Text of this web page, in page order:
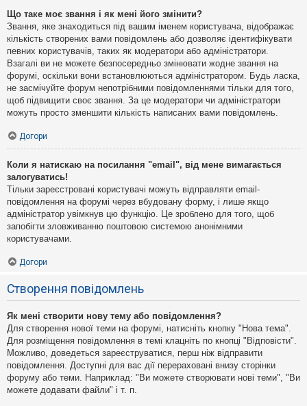
Що таке моє звання і як мені його змінити?
Звання, яке знаходиться під вашим іменем користувача, відображає
кількість створених вами повідомлень або дозволяє ідентифікувати
певних користувачів, таких як модератори або адміністратори.
Взагалі ви не можете безпосередньо змінювати жодне звання на
форумі, оскільки вони встановлюються адміністратором. Будь ласка,
не засмічуйте форум непотрібними повідомленнями тільки для того,
щоб підвищити своє звання. За це модератори чи адміністратори
можуть просто зменшити кількість написаних вами повідомлень.
Догори
Коли я натискаю на посилання "email", від мене вимагається
залогуватись!
Тільки зареєстровані користувачі можуть відправляти email-
повідомлення на форумі через вбудовану форму, і лише якщо
адміністратор увімкнув цю функцію. Це зроблено для того, щоб
запобігти зловживанню поштовою системою анонімними
користувачами.
Догори
Створення повідомлень
Як мені створити нову тему або повідомлення?
Для створення нової теми на форумі, натисніть кнопку "Нова тема".
Для розміщення повідомлення в темі клацніть по кнопці "Відповісти".
Можливо, доведеться зареєструватися, перш ніж відправити
повідомлення. Доступні для вас дії перераховані внизу сторінки
форуму або теми. Наприклад: "Ви можете створювати нові теми", "Ви
можете додавати файли" і т. п.